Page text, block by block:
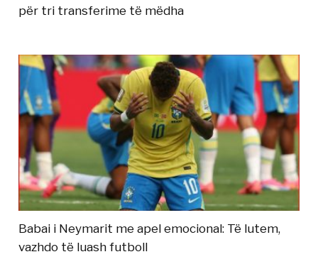
për tri transferime të mëdha
Babai i Neymarit me apel emocional: Të lutem,
vazhdo të luash futboll